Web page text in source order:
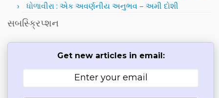
ધોળાવીરા : એક અવર્ણનીય અનુભવ – અમી દોશી
સબસ્ક્રિપ્શન
Get new articles in email: